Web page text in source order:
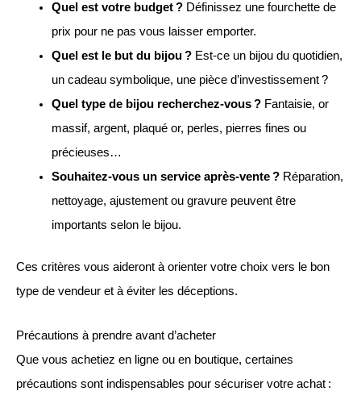
Quel est votre budget ?Définissez une fourchette de
prix pour ne pas vous laisser emporter.
Quel est le but du bijou ?Est-ce un bijou du quotidien,
un cadeau symbolique, une pièce d’investissement ?
Quel type de bijou recherchez-vous ?Fantaisie, or
massif, argent, plaqué or, perles, pierres fines ou
précieuses…
Souhaitez-vous un service après-vente ?Réparation,
nettoyage, ajustement ou gravure peuvent être
importants selon le bijou.
Ces critères vous aideront à orienter votre choix vers le bon
type de vendeur et à éviter les déceptions.
Précautions à prendre avant d’acheter
Que vous achetiez en ligne ou en boutique, certaines
précautions sont indispensables pour sécuriser votre achat :